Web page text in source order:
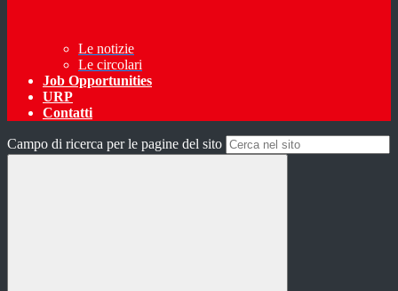
Le notizie
Le circolari
Job Opportunities
URP
Contatti
Campo di ricerca per le pagine del sito